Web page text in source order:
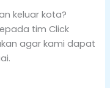
keluar kota?
tim Click
agar kami dapat